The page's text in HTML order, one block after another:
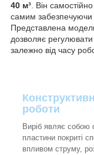
40 м³. Він
самим забезпечуючи
Представлена
дозволяє
залежно від часу
роботи
Виріб являє собою
пластини покриті
впливом струму,